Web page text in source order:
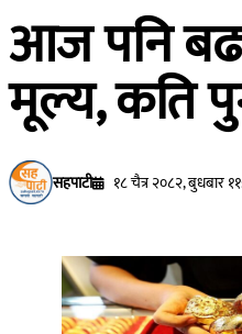
आज पनि
मूल्य, कति
सहपाटी १८ चैत्र २०८२, बुधबार